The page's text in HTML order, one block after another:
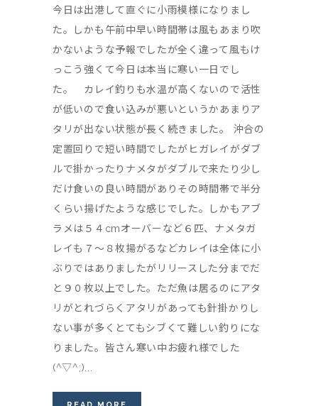
今日は出港して直ぐに小雨模様になりまし
た。しかも午前中早い時間帯は風もあまり吹
かないような予報でしたが全く違って風もけ
っこう強くて今日は本当に寒い一日でし
た。 カレイ釣りも水温が高くないので活性
が低いので食い込みが悪いというかあまりア
タリが出ない状態が長く続きました。 沖合の
定置回りで短い時間でしたがヒガレイがダブ
ルで掛かったりナメタがダブルで来たり少し
だけ食いの良い時間がありその時間帯で半分
くらい揚げたような感じでした。しかもアブ
ラメは５４cmオーバーなど６匹、ナメタガ
レイも７～８枚揚がるなどカレイは全体に小
ぶりではありましたがリリースした分までだ
と９０枚以上でした。ただ魚は居るのにアタ
リがとれづらくアタリがあっても針掛かりし
ない事が多くとてもシブくて難しい釣りにな
りました。皆さん寒い中お疲れ様でした
(^▽^;)...